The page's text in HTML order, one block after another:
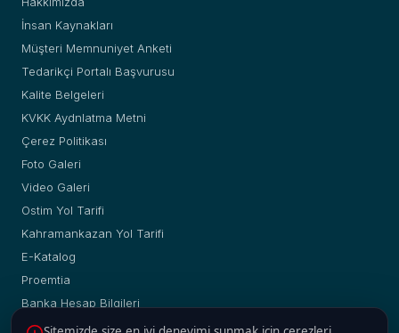
İnsan Kaynakları
Müşteri Memnuniyet Anketi
Tedarikçi Portalı Başvurusu
Kalite Belgeleri
KVKK Aydnlatma Metni
Çerez Politikası
Foto Galeri
Video Galeri
Ostim Yol Tarifi
Kahramankazan Yol Tarifi
E-Katalog
Proemtia
Banka Hesap Bilgileri